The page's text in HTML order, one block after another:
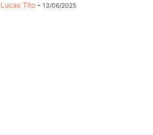
Lucas Tito - 13/06/2025